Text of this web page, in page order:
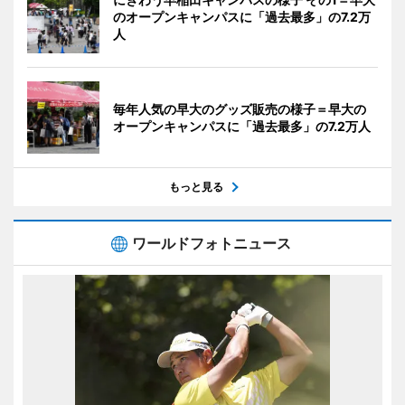
のオープンキャンパスに「過去最多」の7.2万
人
毎年人気の早大のグッズ販売の様子＝早大の
オープンキャンパスに「過去最多」の7.2万人
もっと見る
ワールドフォトニュース